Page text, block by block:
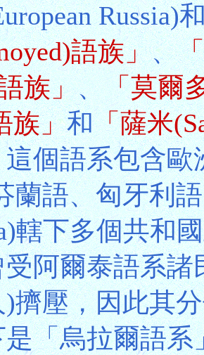
Russia)
語族」、
族」、「莫爾
族」和「薩米
個語系包含
蘭語、匈牙利
轄下多個共和
阿爾泰語系
擠壓，因此其
「烏拉爾語